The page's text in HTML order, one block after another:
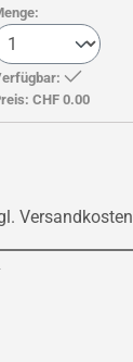
Versandkosten
CHF 0.00